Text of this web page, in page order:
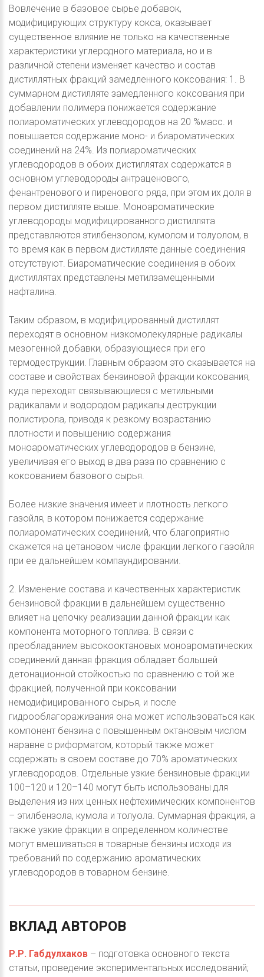
Вовлечение в базовое сырье добавок,
модифицирующих структуру кокса, оказывает
существенное влияние не только на качественные
характеристики углеродного материала, но и в
различной степени изменяет качество и состав
дистиллятных фракций замедленного коксования: 1. В
суммарном дистилляте замедленного коксования при
добавлении полимера понижается содержание
полиароматических углеводородов на 20 %масс. и
повышается содержание моно- и биароматических
соединений на 24%. Из полиароматических
углеводородов в обоих дистиллятах содержатся в
основном углеводороды антраценового,
фенантренового и пиренового ряда, при этом их доля в
первом дистилляте выше. Моноароматические
углеводороды модифицированного дистиллята
представляются этилбензолом, кумолом и толуолом, в
то время как в первом дистилляте данные соединения
отсутствуют. Биароматические соединения в обоих
дистиллятах представлены метилзамещенными
нафталина.
Таким образом, в модифицированный дистиллят
переходят в основном низкомолекулярные радикалы
мезогенной добавки, образующиеся при его
термодеструкции. Главным образом это сказывается на
составе и свойствах бензиновой фракции коксования,
куда переходят связывающиеся с метильными
радикалами и водородом радикалы деструкции
полистирола, приводя к резкому возрастанию
плотности и повышению содержания
моноароматических углеводородов в бензине,
увеличивая его выход в два раза по сравнению с
коксованием базового сырья.
Более низкие значения имеет и плотность легкого
газойля, в котором понижается содержание
полиароматических соединений, что благоприятно
скажется на цетановом числе фракции легкого газойля
при ее дальнейшем компаундировании.
2. Изменение состава и качественных характеристик
бензиновой фракции в дальнейшем существенно
влияет на цепочку реализации данной фракции как
компонента моторного топлива. В связи с
преобладанием высокооктановых моноароматических
соединений данная фракция обладает большей
детонационной стойкостью по сравнению с той же
фракцией, полученной при коксовании
немодифицированного сырья, и после
гидрооблагораживания она может использоваться как
компонент бензина с повышенным октановым числом
наравне с риформатом, который также может
содержать в своем составе до 70% ароматических
углеводородов. Отдельные узкие бензиновые фракции
100–120 и 120–140 могут быть использованы для
выделения из них ценных нефтехимических компонентов
– этилбензола, кумола и толуола. Суммарная фракция, а
также узкие фракции в определенном количестве
могут вмешиваться в товарные бензины исходя из
требований по содержанию ароматических
углеводородов в товарном бензине.
ВКЛАД АВТОРОВ
Р.Р. Габдулхаков – подготовка основного текста
статьи, проведение экспериментальных исследований;